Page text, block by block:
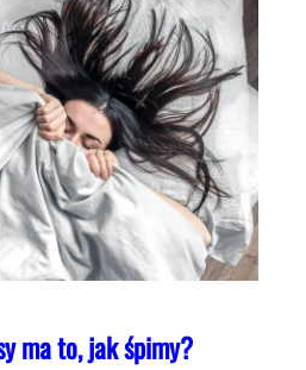
ma to, jak śpimy?